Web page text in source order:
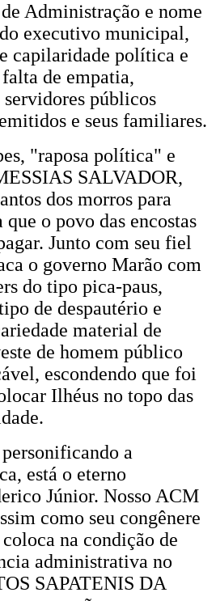
Administração e nome
executivo municipal,
capilaridade política e
de empatia,
públicos
e seus familiares.
"raposa política" e
SALVADOR,
dos morros para
o povo das encostas
Junto com seu fiel
o governo Marão com
do tipo pica-paus,
de despautério e
material de
de homem público
escondendo que foi
Ilhéus no topo das
a
está o eterno
Júnior. Nosso ACM
como seu congênere
na condição de
administrativa no
SAPATENIS DA